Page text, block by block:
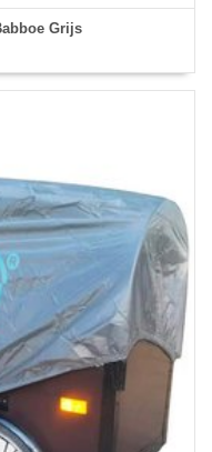
Grijs